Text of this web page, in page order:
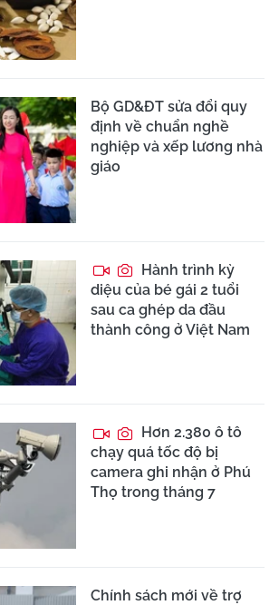
Bộ GD&ĐT sửa đổi quy
định về chuẩn nghề
nghiệp và xếp lương nhà
giáo
Hành trình kỳ
diệu của bé gái 2 tuổi
sau ca ghép da đầu
thành công ở Việt Nam
Hơn 2.380 ô tô
chạy quá tốc độ bị
camera ghi nhận ở Phú
Thọ trong tháng 7
Chính sách mới về trợ